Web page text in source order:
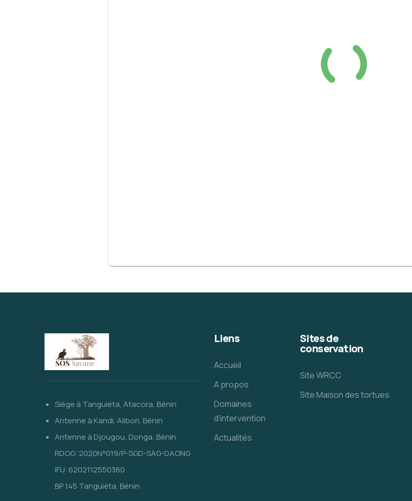
Siège à Tanguiéta, Atacora, Bénin
Antenne à Kandi, Alibori, Bénin
Antenne à Djougou, Donga, Bénin
RDOG: 2020N°019/P-SGD-SAG-DAONG
IFU: 6202112550360
BP 145 Tanguiéta, Bénin
Liens
Accueil
A propos
Domaines
d'intervention
Actualités
Sites de
conservation
Site WRCC
Site Maison des tortues